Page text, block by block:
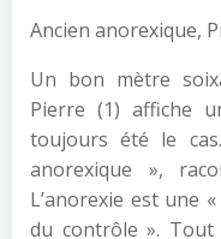
Ancien anorexique,
Un bon mètre
Pierre (1) affiche
toujours été le
anorexique »,
L’anorexie est une
du contrôle ». Tout